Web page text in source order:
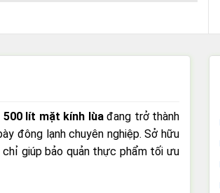
500 lít mặt kính lùađang trở thành
đông lạnh chuyên nghiệp. Sở hữu
chỉ giúp bảo quản thực phẩm tối ưu